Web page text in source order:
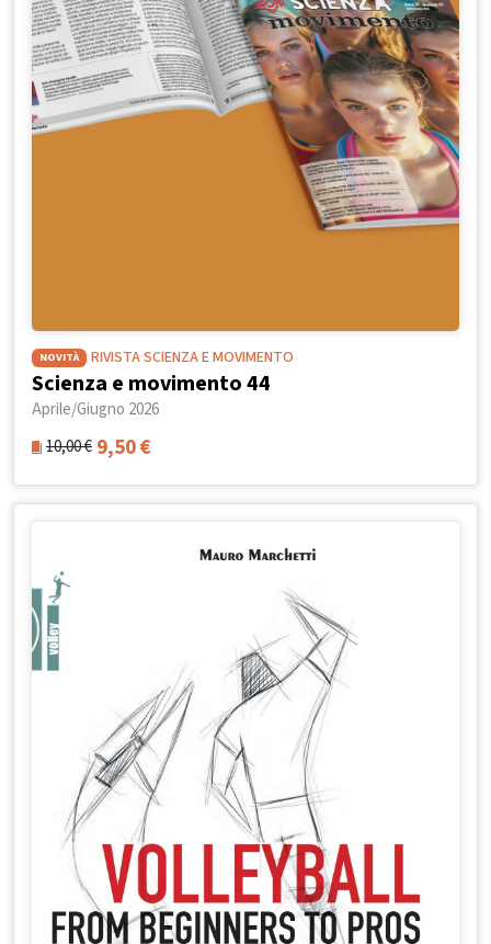
NOVITÀ RIVISTA SCIENZA E MOVIMENTO
Scienza e movimento 44
Aprile/Giugno 2026
10,00€ 9,50€